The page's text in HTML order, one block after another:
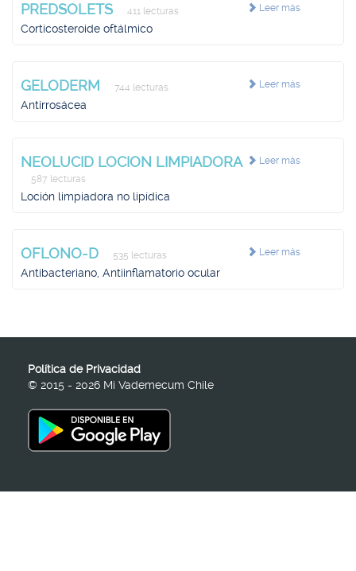
Leer más
PREDSOLETS 411 lecturas
Corticosteroide oftálmico
Leer más
GELODERM 744 lecturas
Antirrosácea
Leer más
NEOLUCID LOCION LIMPIADORA
587 lecturas
Loción limpiadora no lipídica
Leer más
OFLONO-D 535 lecturas
Antibacteriano, Antiinflamatorio ocular
Política de Privacidad
© 2015 - 2026 Mi Vademecum Chile